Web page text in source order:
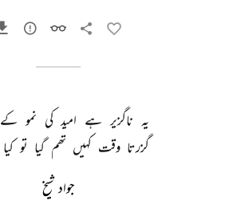
یہ ناگزیر ہے امید کی نمو کے
گزرتا وقت کہیں تھم گیا تو کیا
جواد شیخ